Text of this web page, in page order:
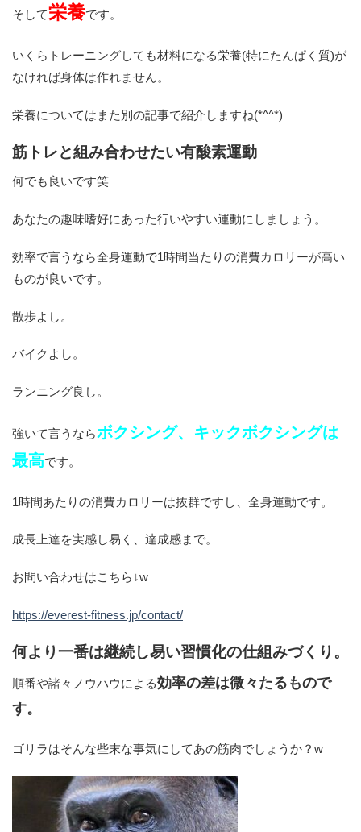
そして栄養です。
いくらトレーニングしても材料になる栄養(特にたんぱく質)が
なければ身体は作れません。
栄養についてはまた別の記事で紹介しますね(*^^*)
筋トレと組み合わせたい有酸素運動
何でも良いです笑
あなたの趣味嗜好にあった行いやすい運動にしましょう。
効率で言うなら全身運動で1時間当たりの消費カロリーが高い
ものが良いです。
散歩よし。
バイクよし。
ランニング良し。
強いて言うならボクシング、キックボクシングは
最高です。
1時間あたりの消費カロリーは抜群ですし、全身運動です。
成長上達を実感し易く、達成感まで。
お問い合わせはこちら↓w
https://everest-fitness.jp/contact/
何より一番は継続し易い習慣化の仕組みづくり。
順番や諸々ノウハウによる効率の差は微々たるもので
す。
ゴリラはそんな些末な事気にしてあの筋肉でしょうか？w